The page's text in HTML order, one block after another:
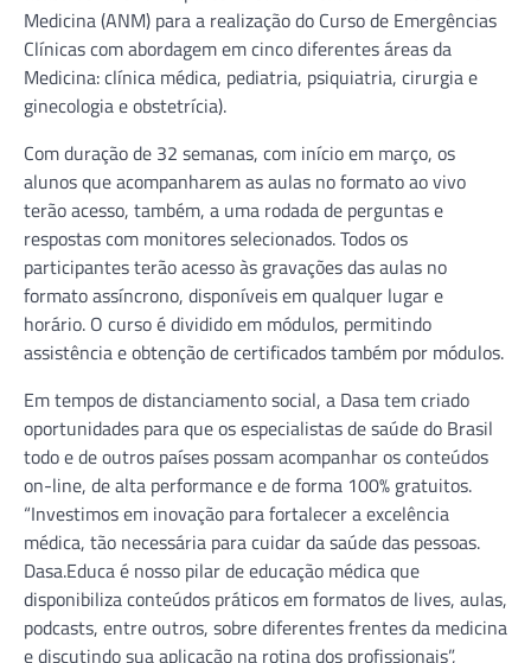
Medicina (ANM) para a realização do Curso de Emergências
Clínicas com abordagem em cinco diferentes áreas da
Medicina: clínica médica, pediatria, psiquiatria, cirurgia e
ginecologia e obstetrícia).
Com duração de 32 semanas, com início em março, os
alunos que acompanharem as aulas no formato ao vivo
terão acesso, também, a uma rodada de perguntas e
respostas com monitores selecionados. Todos os
participantes terão acesso às gravações das aulas no
formato assíncrono, disponíveis em qualquer lugar e
horário. O curso é dividido em módulos, permitindo
assistência e obtenção de certificados também por módulos.
Em tempos de distanciamento social, a Dasa tem criado
oportunidades para que os especialistas de saúde do Brasil
todo e de outros países possam acompanhar os conteúdos
on-line, de alta performance e de forma 100% gratuitos.
“Investimos em inovação para fortalecer a excelência
médica, tão necessária para cuidar da saúde das pessoas.
Dasa.Educa é nosso pilar de educação médica que
disponibiliza conteúdos práticos em formatos de lives, aulas,
podcasts, entre outros, sobre diferentes frentes da medicina
e discutindo sua aplicação na rotina dos profissionais”,